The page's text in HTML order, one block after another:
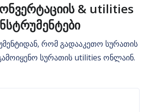
& utilities
რომ გადააკეთო სურათის
სურათის utilities ონლაინ.